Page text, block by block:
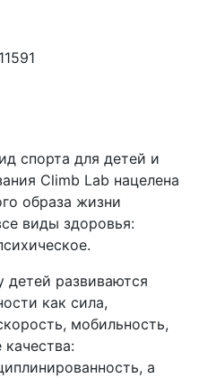
спорта для детей и
Climb Lab нацелена
образа жизни
виды здоровья:
детей развиваются
как сила,
мобильность,
а